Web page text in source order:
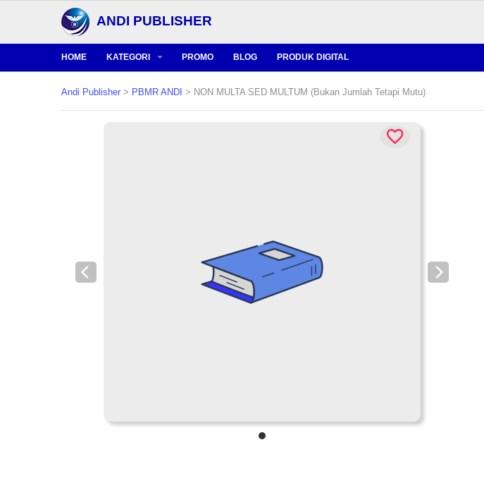
ANDI PUBLISHER
HOME KATEGORI PROMO BLOG PRODUK DIGITAL
Andi Publisher > PBMR ANDI > NON MULTA SED MULTUM (Bukan Jumlah Tetapi Mutu)